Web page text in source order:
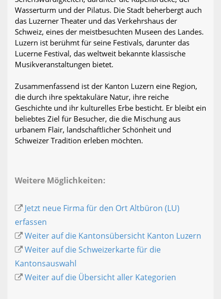
Wasserturm und der Pilatus. Die Stadt beherbergt auch
das Luzerner Theater und das Verkehrshaus der
Schweiz, eines der meistbesuchten Museen des Landes.
Luzern ist berühmt für seine Festivals, darunter das
Lucerne Festival, das weltweit bekannte klassische
Musikveranstaltungen bietet.
Zusammenfassend ist der Kanton Luzern eine Region,
die durch ihre spektakuläre Natur, ihre reiche
Geschichte und ihr kulturelles Erbe besticht. Er bleibt ein
beliebtes Ziel für Besucher, die die Mischung aus
urbanem Flair, landschaftlicher Schönheit und
Schweizer Tradition erleben möchten.
Weitere Möglichkeiten:
Jetzt neue Firma für den Ort Altbüron (LU)
erfassen
Weiter auf die Kantonsübersicht Kanton Luzern
Weiter auf die Schweizerkarte für die
Kantonsauswahl
Weiter auf die Übersicht aller Kategorien